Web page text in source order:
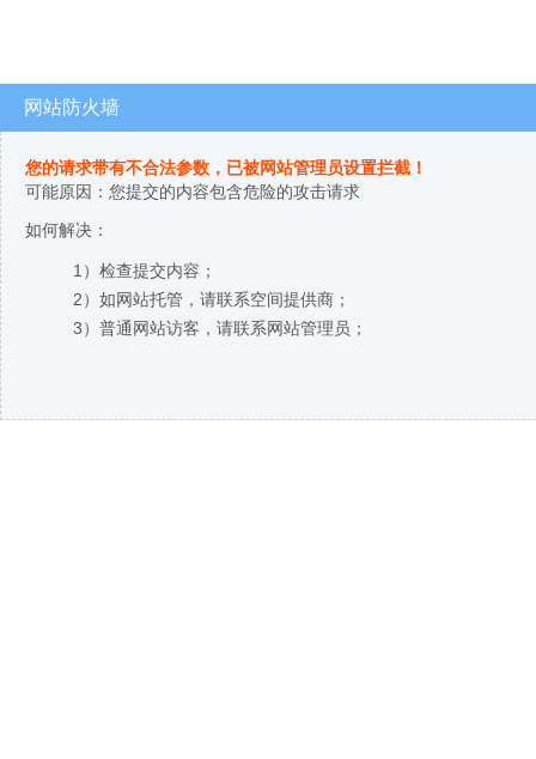
网站防火墙
您的请求带有不合法参数，已被网站管理员设置拦截！
可能原因：您提交的内容包含危险的攻击请求
如何解决：
1）检查提交内容；
2）如网站托管，请联系空间提供商；
3）普通网站访客，请联系网站管理员；